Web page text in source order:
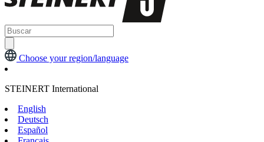
Choose your region/language
STEINERT International
English
Deutsch
Español